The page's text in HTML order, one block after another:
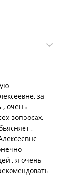
за
, очень
вопросах,
,
, я очень